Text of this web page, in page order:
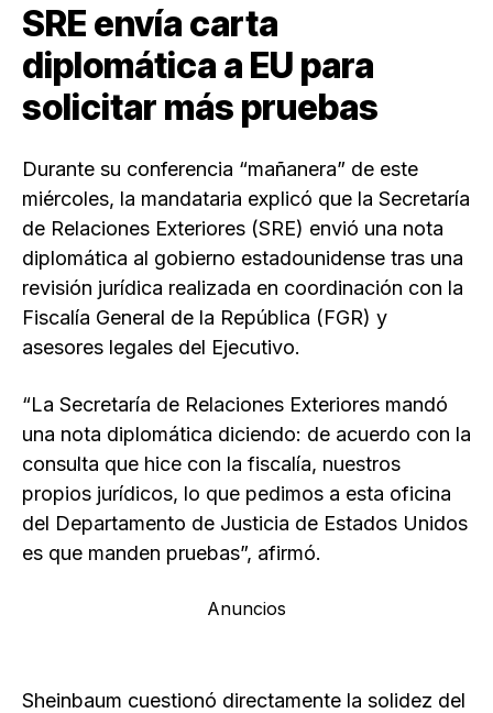
SRE envía carta
diplomática a EU para
solicitar más pruebas
Durante su conferencia “mañanera” de este
miércoles, la mandataria explicó que la Secretaría
de Relaciones Exteriores (SRE) envió una nota
diplomática al gobierno estadounidense tras una
revisión jurídica realizada en coordinación con la
Fiscalía General de la República (FGR) y
asesores legales del Ejecutivo.
“La Secretaría de Relaciones Exteriores mandó
una nota diplomática diciendo: de acuerdo con la
consulta que hice con la fiscalía, nuestros
propios jurídicos, lo que pedimos a esta oficina
del Departamento de Justicia de Estados Unidos
es que manden pruebas”, afirmó.
Anuncios
Sheinbaum cuestionó directamente la solidez del